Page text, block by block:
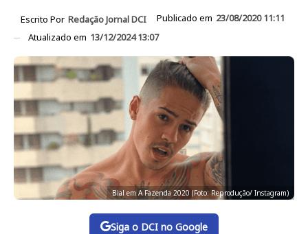
Escrito Por Redação Jornal DCI Publicado em 23/08/2020 11:11
Atualizado em 13/12/2024 13:07
Bial em A Fazenda 2020 (Foto: Reprodução/ Instagram)
Siga o DCI no Google